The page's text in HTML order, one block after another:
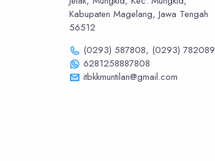
Kabupaten Magelang, Jawa Tengah
56512
(0293) 587808, (0293) 782089
6281258887808
itbkkmuntilan@gmail.com